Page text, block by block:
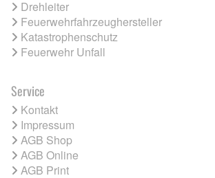
Drehleiter
Feuerwehrfahrzeughersteller
Katastrophenschutz
Feuerwehr Unfall
Service
Kontakt
Impressum
AGB Shop
AGB Online
AGB Print